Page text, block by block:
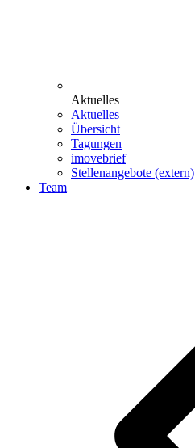
Aktuelles
Aktuelles
Übersicht
Tagungen
imovebrief
Stellenangebote (extern)
Team